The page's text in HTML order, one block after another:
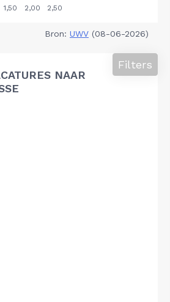
Bron: UWV (08-06-2026)
NAAR
Filters